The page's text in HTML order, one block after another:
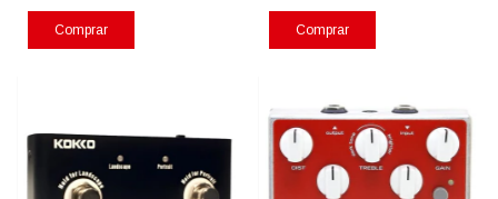
Comprar Comprar